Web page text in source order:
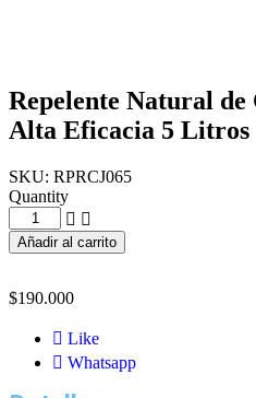
Repelente Natural de
Alta Eficacia 5 Litros
SKU: RPRCJ065
Quantity
Añadir al carrito
$190.000
Like
Whatsapp